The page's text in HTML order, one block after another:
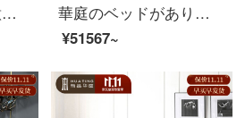
中国庭のベッドの意味があります。本革のベッドは1.8メートルで、主な寝台は近代的で簡単です。北欧の軟包ベッドは高級な結婚ベッドです。1.8メートルのシングルベッドです。
華庭のベッドがあります。北欧の真皮のベッドは軽奢で現代的です。ダブルベッドの主なベッドの大きさは部屋型です。
¥51567~